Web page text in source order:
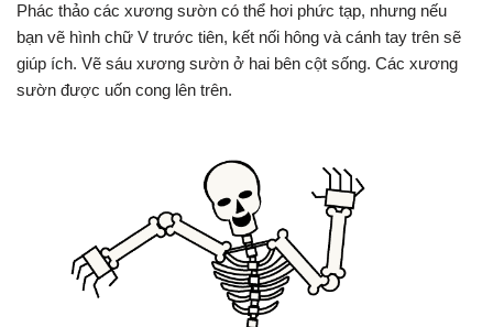
Phác thảo các xương sườn có thể hơi phức tạp, nhưng nếu
bạn vẽ hình chữ V trước tiên, kết nối hông và cánh tay trên sẽ
giúp ích. Vẽ sáu xương sườn ở hai bên cột sống. Các xương
sườn được uốn cong lên trên.